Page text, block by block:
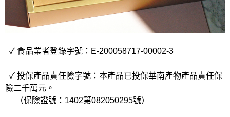
✓ 食品業者登錄字號：E-200058717-00002-3
✓ 投保產品責任險字號：本產品已投保華南產物產品責任保
險二千萬元。
（保險證號：1402第082050295號）